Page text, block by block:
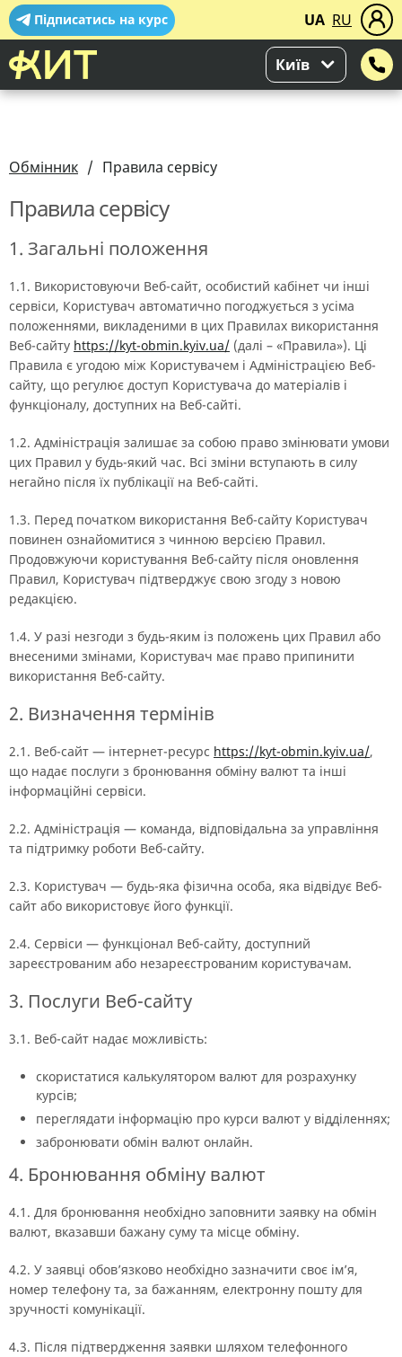
Підписатись на курс UA RU
Київ
Обмінник Правила сервісу
Правила сервісу
1. Загальні положення
1.1. Використовуючи Веб-сайт, особистий кабінет чи інші
сервіси, Користувач автоматично погоджується з усіма
положеннями, викладеними в цих Правилах використання
Веб-сайту https://kyt-obmin.kyiv.ua/ (далі – «Правила»). Ці
Правила є угодою між Користувачем і Адміністрацією Веб-
сайту, що регулює доступ Користувача до матеріалів і
функціоналу, доступних на Веб-сайті.
1.2. Адміністрація залишає за собою право змінювати умови
цих Правил у будь-який час. Всі зміни вступають в силу
негайно після їх публікації на Веб-сайті.
1.3. Перед початком використання Веб-сайту Користувач
повинен ознайомитися з чинною версією Правил.
Продовжуючи користування Веб-сайту після оновлення
Правил, Користувач підтверджує свою згоду з новою
редакцією.
1.4. У разі незгоди з будь-яким із положень цих Правил або
внесеними змінами, Користувач має право припинити
використання Веб-сайту.
2. Визначення термінів
2.1. Веб-сайт — інтернет-ресурс https://kyt-obmin.kyiv.ua/,
що надає послуги з бронювання обміну валют та інші
інформаційні сервіси.
2.2. Адміністрація — команда, відповідальна за управління
та підтримку роботи Веб-сайту.
2.3. Користувач — будь-яка фізична особа, яка відвідує Веб-
сайт або використовує його функції.
2.4. Сервіси — функціонал Веб-сайту, доступний
зареєстрованим або незареєстрованим користувачам.
3. Послуги Веб-сайту
3.1. Веб-сайт надає можливість:
скористатися калькулятором валют для розрахунку
курсів;
переглядати інформацію про курси валют у відділеннях;
забронювати обмін валют онлайн.
4. Бронювання обміну валют
4.1. Для бронювання необхідно заповнити заявку на обмін
валют, вказавши бажану суму та місце обміну.
4.2. У заявці обов’язково необхідно зазначити своє ім’я,
номер телефону та, за бажанням, електронну пошту для
зручності комунікації.
4.3. Після підтвердження заявки шляхом телефонного